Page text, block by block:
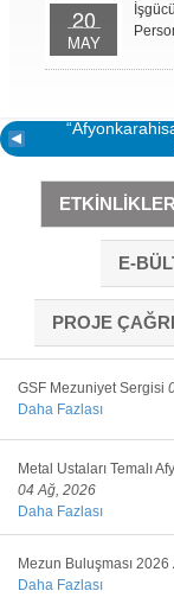
20
MAY
ETKİNLİKLER
E-
PROJE
GSF Mezuniyet Sergisi
Daha Fazlası
Metal Ustaları Temalı
04 Ağ, 2026
Daha Fazlası
Mezun Buluşması 2026
Daha Fazlası